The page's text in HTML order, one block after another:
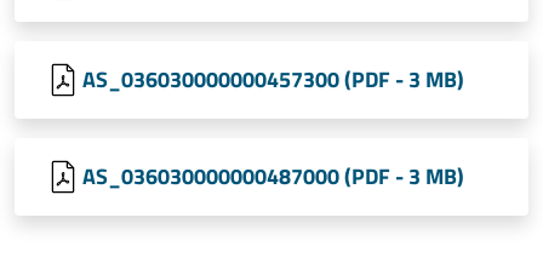
AS_036030000000457300 (PDF - 3 MB)
AS_036030000000487000 (PDF - 3 MB)